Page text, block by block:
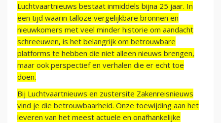
Luchtvaartnieuws bestaat inmiddels bijna 25 jaar. In
een tijd waarin talloze vergelijkbare bronnen en
nieuwkomers met veel minder historie om aandacht
schreeuwen, is het belangrijk om betrouwbare
platforms te hebben die niet alleen nieuws brengen,
maar ook perspectief en verhalen die er echt toe
doen.
Bij Luchtvaartnieuws en zustersite Zakenreisnieuws
vind je die betrouwbaarheid. Onze toewijding aan het
leveren van het meest actuele en onafhankelijke